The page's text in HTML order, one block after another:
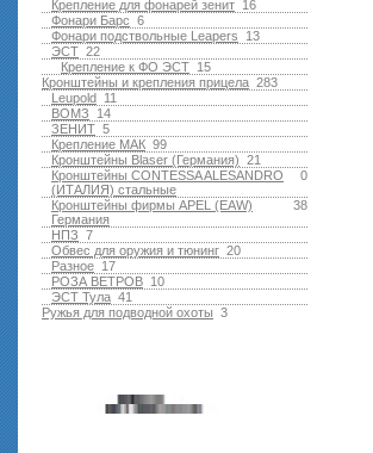
16
Крепление для фонарей зенит
6
Фонари Барс
13
Фонари подствольные Leapers
22
ЭСТ
15
Крепление к ФО ЭСТ
283
Кронштейны и крепления прицела
11
Leupold
14
ВОМЗ
5
ЗЕНИТ
99
Крепление МАК
21
Кронштейны Blaser (Германия)
0
Кронштейны CONTESSA ALESANDRO
(ИТАЛИЯ) стальные
38
Кронштейны фирмы APEL (EAW)
Германия
7
НПЗ
20
Обвес для оружия и тюнинг
17
Разное
10
РОЗА ВЕТРОВ
41
ЭСТ Тула
3
Ружья для подводной оxоты